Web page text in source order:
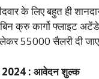
के लिए बहुत ही
क्रु कार्गो फ्लाइट
55000 सैलरी दी
: आवेदन शुल्क